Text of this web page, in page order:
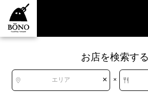
お店を検索する
エリア × ×
すべて 大阪府
すべて 洋食・西洋料理 パスタ・